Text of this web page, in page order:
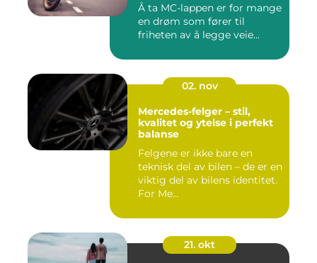
Å ta MC-lappen er for mange
en drøm som fører til
friheten av å legge veie...
02. nov
Mercedes-felger – stil,
kvalitet og ytelse i perfekt
balanse
Felgene er ikke bare en
teknisk del av bilen – de er en
viktig del av bilens identitet.
For Me...
21. okt